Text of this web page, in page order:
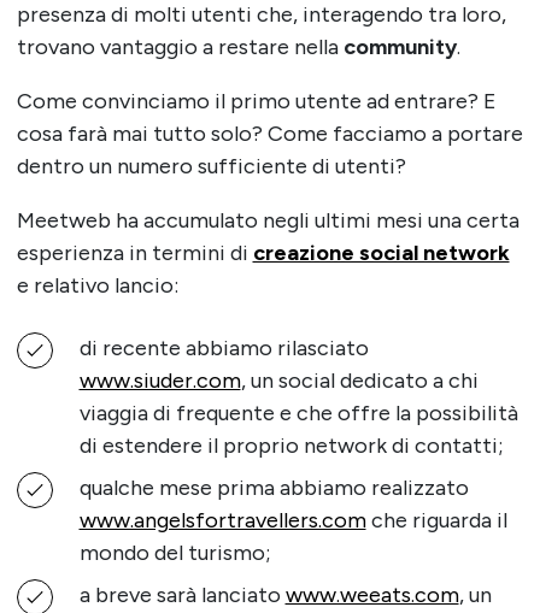
presenza di molti utenti che, interagendo tra loro,
trovano vantaggio a restare nella community.
Come convinciamo il primo utente ad entrare? E
cosa farà mai tutto solo? Come facciamo a portare
dentro un numero sufficiente di utenti?
Meetweb ha accumulato negli ultimi mesi una certa
esperienza in termini di creazione social network
e relativo lancio:
di recente abbiamo rilasciato
www.siuder.com, un social dedicato a chi
viaggia di frequente e che offre la possibilità
di estendere il proprio network di contatti;
qualche mese prima abbiamo realizzato
www.angelsfortravellers.comche riguarda il
mondo del turismo;
a breve sarà lanciato www.weeats.com, un